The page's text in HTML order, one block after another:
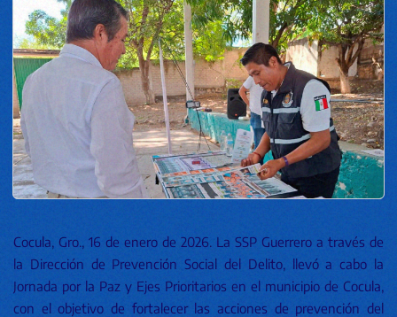
Cocula, Gro., 16 de enero de 2026. La SSP Guerrero a través de
la Dirección de Prevención Social del Delito, llevó a cabo la
Jornada por la Paz y Ejes Prioritarios en el municipio de Cocula,
con el objetivo de fortalecer las acciones de prevención del